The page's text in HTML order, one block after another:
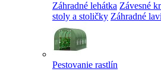
Záhradné lehátka Závesné
stoly a stoličky Záhradné
Pestovanie rastlín